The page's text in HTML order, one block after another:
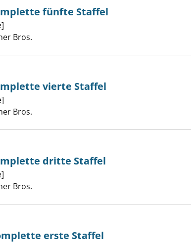
- die komplette fünfte Staffel anzeigen
fünfte Staffel
Bros.
- die komplette vierte Staffel anzeigen
vierte Staffel
Bros.
- die komplette dritte Staffel anzeigen
dritte Staffel
Bros.
erste Staffel